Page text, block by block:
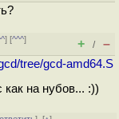
] [^^^]
+ / –
tree/gcd-amd64.S
на нубов... :))